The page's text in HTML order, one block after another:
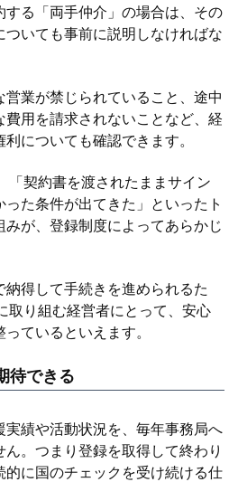
る「両手仲介」の場合は、その
いても事前に説明しなければな
営業が禁じられていること、途中
用を請求されないことなど、経
についても確認できます。
「契約書を渡されたままサイン
た条件が出てきた」といったト
が、登録制度によってあらかじ
得して手続きを進められるた
取り組む経営者にとって、安心
ているといえます。
待できる
績や活動状況を、毎年事務局へ
。つまり登録を取得して終わり
的に国のチェックを受け続ける仕